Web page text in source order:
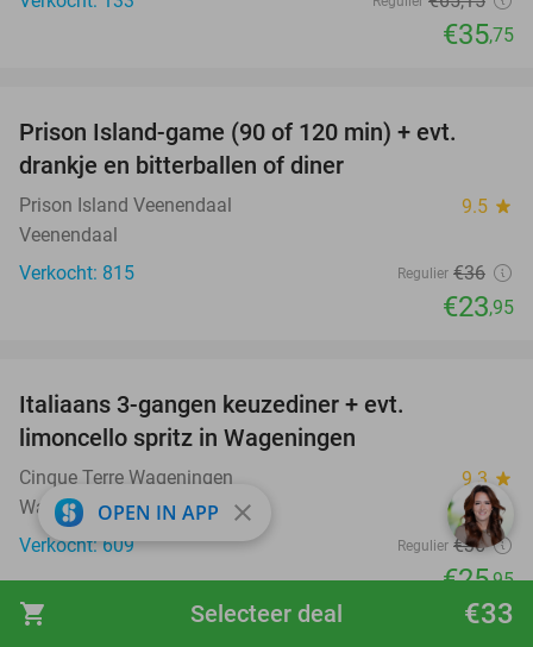
shopping_cart €33
Selecteer deal
€35,75
Prison Island-game (90 of 120 min) + evt.
drankje en bitterballen of diner
Prison Island Veenendaal 9.5 star
Veenendaal
Verkocht: 815
Regulier €36
€23,95
Italiaans 3-gangen keuzediner + evt.
limoncello spritz in Wageningen
Cinque Terre Wageningen 9.3 star
Wageningen
Verkocht: 609
Regulier €36
€25,95
favorite_border
OPEN IN APP close